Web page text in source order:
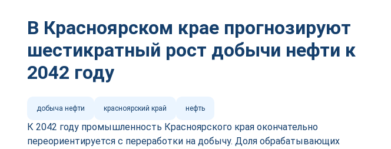
В Красноярском крае прогнозируют
шестикратный рост добычи нефти к
2042 году
добыча нефти красноярский край нефть
К 2042 году промышленность Красноярского края окончательно
переориентируется с переработки на добычу. Доля обрабатывающих